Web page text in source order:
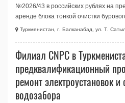
№2026/43 в российских рублях на
аренде блока тонкой очистки
Туркменистан, г. Балканабад, ул. Т.
Филиал CNPC в
предквалификационный
ремонт электроустановок
водозабора